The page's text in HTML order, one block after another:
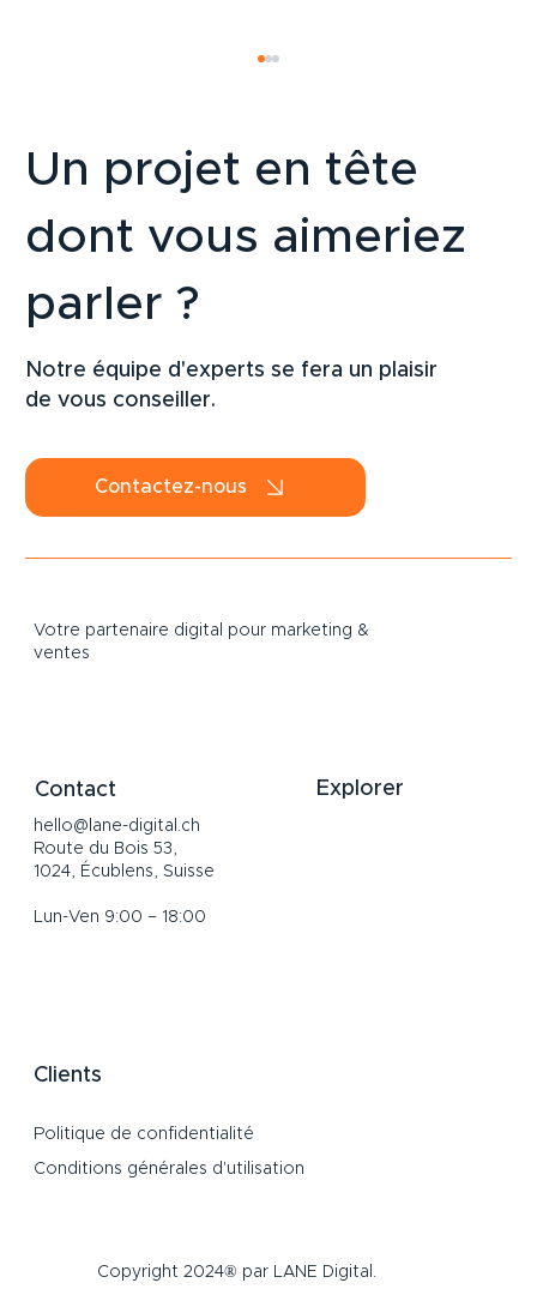
attirer des clients B2B durablement en
2026
Un projet en tête
dont vous aimeriez
parler ?
Notre équipe d'experts se fera un plaisir
de vous conseiller.
Contactez-nous
Votre partenaire digital pour marketing &
ventes
Contact
hello@lane-digital.ch
Route du Bois 53,
1024, Écublens, Suisse
Lun-Ven 9:00 – 18:00
Explorer
Clients
Politique de confidentialité
Conditions générales d'utilisation
Copyright 2024® par LANE Digital.